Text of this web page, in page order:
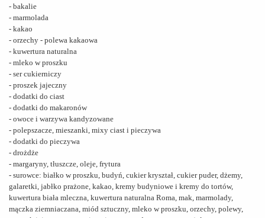
- bakalie
- marmolada
- kakao
- orzechy - polewa kakaowa
- kuwertura naturalna
- mleko w proszku
- ser cukierniczy
- proszek jajeczny
- dodatki do ciast
- dodatki do makaronów
- owoce i warzywa kandyzowane
- polepszacze, mieszanki, mixy ciast i pieczywa
- dodatki do pieczywa
- drożdże
- margaryny, tłuszcze, oleje, frytura
- surowce: białko w proszku, budyń, cukier kryształ, cukier puder, dżemy,
galaretki, jabłko prażone, kakao, kremy budyniowe i kremy do tortów,
kuwertura biała mleczna, kuwertura naturalna Roma, mak, marmolady,
mączka ziemniaczana, miód sztuczny, mleko w proszku, orzechy, polewy,